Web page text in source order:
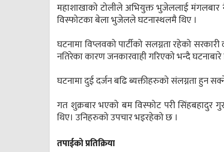
महाशाखाको टोलीले अभियुक्त भुजेललाई मंगलबार
विस्फोटका बेला भुजेलले घटनास्थलमै थिए ।
घटनामा विप्लवको पार्टीको सलग्नता रहेको
नतिरेका कारण जनकारवाही गरिएको भन्दै घटनाबारे
घटनामा दुई दर्जन बढि ब्यक्तीहरुको संलग्नता हुन
गत शुक्रबार भएको बम विस्फोट परी सिंहबहादुर
थिए। उनिहरुको उपचार भइरहेको छ ।
तपाईको प्रतिक्रिया